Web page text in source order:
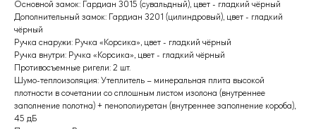
Основной замок: Гардиан 3015 (сувальдный), цвет - гладкий чёрный
Дополнительный замок: Гардиан 3201 (цилиндровый), цвет - гладкий
чёрный
Ручка снаружи: Ручка «Корсика», цвет - гладкий чёрный
Ручка внутри: Ручка «Корсика», цвет - гладкий чёрный
Противосъемные ригели: 2 шт.
Шумо-теплоизоляция: Утеплитель – минеральная плита высокой
плотности в сочетании со сплошным листом изолона (внутреннее
заполнение полотна) + пенополиуретан (внутреннее заполнение короба),
45 дБ